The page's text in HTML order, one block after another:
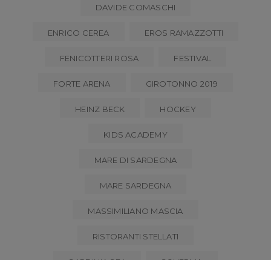
DAVIDE COMASCHI
ENRICO CEREA EROS RAMAZZOTTI
FENICOTTERI ROSA FESTIVAL
FORTE ARENA GIROTONNO 2019
HEINZ BECK HOCKEY
KIDS ACADEMY
MARE DI SARDEGNA
MARE SARDEGNA
MASSIMILIANO MASCIA
RISTORANTI STELLATI